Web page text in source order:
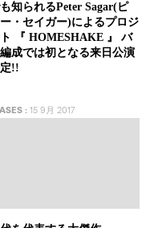
知られるPeter Sagar(ピ
・セイガー)によるプロジ
『 HOMESHAKE 』 バ
成では初となる来日公演
!!
:15 9月 2017